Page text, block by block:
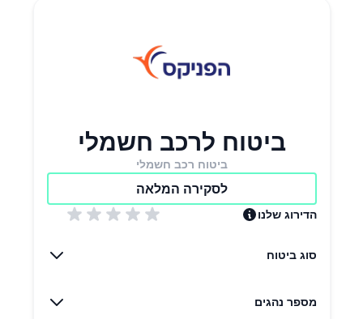
ביטוח לרכב חשמלי
ביטוח רכב חשמלי
לסקירה המלאה
הדירוג שלנו
סוג ביטוח
מספר נהגים